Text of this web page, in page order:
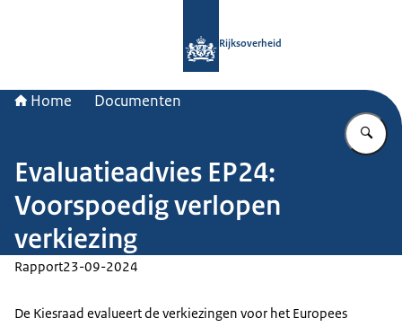
Rijksoverheid
Home Documenten
Evaluatieadvies EP24:
Voorspoedig verlopen
verkiezing
Rapport23-09-2024
De Kiesraad evalueert de verkiezingen voor het Europees